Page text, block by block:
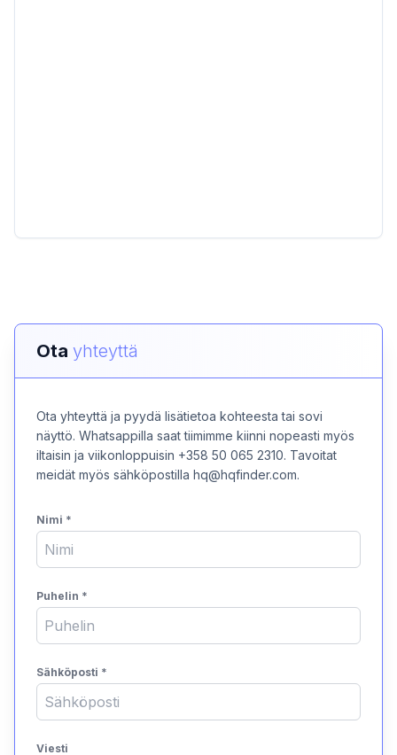
Ota yhteyttä
Ota yhteyttä ja pyydä lisätietoa kohteesta tai sovi
näyttö. Whatsappilla saat tiimimme kiinni nopeasti myös
iltaisin ja viikonloppuisin +358 50 065 2310. Tavoitat
meidät myös sähköpostilla hq@hqfinder.com.
Nimi *
Puhelin *
Sähköposti *
Viesti